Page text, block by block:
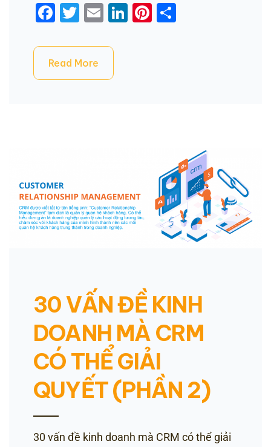
Facebook
Twitter
EmailLinkedIn
Pinterest
Read More
30 VẤN ĐỀ KINH
DOANH MÀ CRM
CÓ THỂ GIẢI
QUYẾT (PHẦN 2)
30 vấn đề kinh doanh mà CRM có thể giải